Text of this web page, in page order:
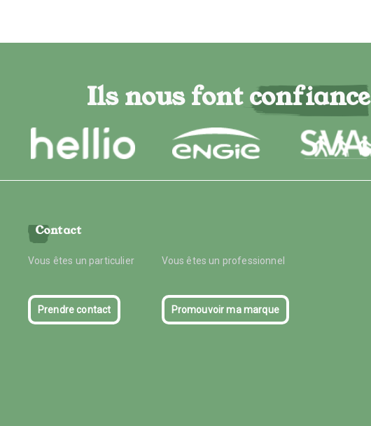
Ils nous font confiance
Contact
Vous êtes un particulier Vous êtes un professionnel
Prendre contact Promouvoir ma marque